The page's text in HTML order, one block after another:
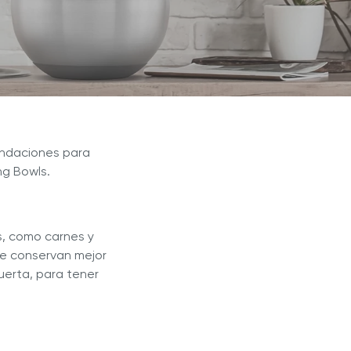
Royal Prestige ExperTea
para
Bowls.
como carnes y
conservan mejor
para tener